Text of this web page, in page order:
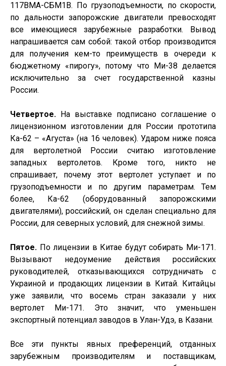
117ВМА-СБМ1В. По грузоподъемности, по скорости,
по дальности запорожские двигатели превосходят
все имеющиеся зарубежные разработки. Вывод
напрашивается сам собой: такой отбор производится
для получения кем-то преимуществ в очереди к
бюджетному «пирогу», потому что Ми-38 делается
исключительно за счет государственной казны
России.
Четвертое. На выставке подписано соглашение о
лицензионном изготовлении для России прототипа
Ка-62 – «Агуста» (на 16 человек). Ударом ниже пояса
для вертолетной России считаю изготовление
западных вертолетов. Кроме того, никто не
спрашивает, почему этот вертолет уступает и по
грузоподъемности и по другим параметрам. Тем
более, Ка-62 (оборудованный запорожскими
двигателями), российский, он сделан специально для
России, для северных условий, для снежной зимы.
Пятое. По лицензии в Китае будут собирать Ми-171.
Вызывают недоумение действия российских
руководителей, отказывающихся сотрудничать с
Украиной и продающих лицензии в Китай. Китайцы
уже заявили, что восемь стран заказали у них
вертолет Ми-171. Это значит, что уменьшен
экспортный потенциал заводов в Улан-Удэ, в Казани.
Все эти пункты явных преференций, отданных
зарубежным производителям и поставщикам,